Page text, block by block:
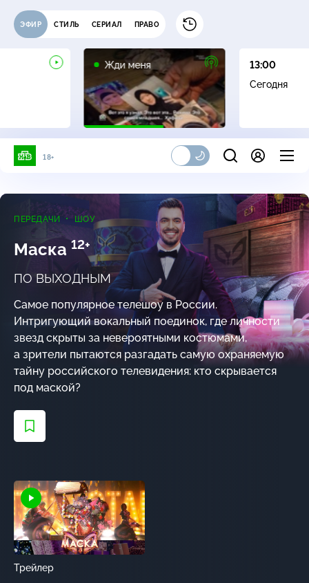
ЭФИР СТИЛЬ СЕРИАЛ ПРАВО
Жди меня
16+
13:00
Сегодня
18+
ПЕРЕДАЧИ ШОУ
Маска 12+
ПО ВЫХОДНЫМ
Самое популярное телешоу в России.
Интригующий вокальный поединок, где личности
звезд скрыты за невероятными костюмами,
а зрители пытаются разгадать самую охраняемую
тайну российского телевидения: кто скрывается
под маской?
Трейлер